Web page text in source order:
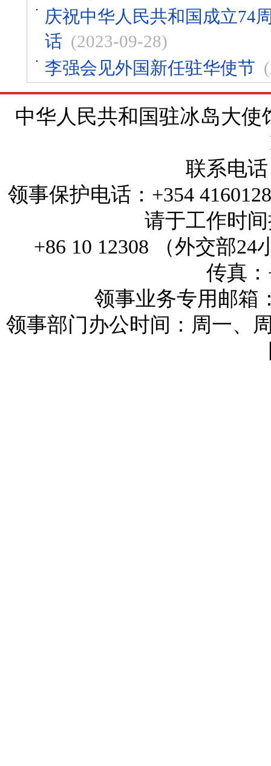
庆祝中华人民共和国成立74
话 (2023-09-28)
李强会见外国新任驻华使节
中华人民共和国驻冰岛大使
联系电话
领事保护电话：+354
请于工作时间
+86 10 12308 （外交部
传真：
领事业务专用邮箱
领事部门办公时间：周一、